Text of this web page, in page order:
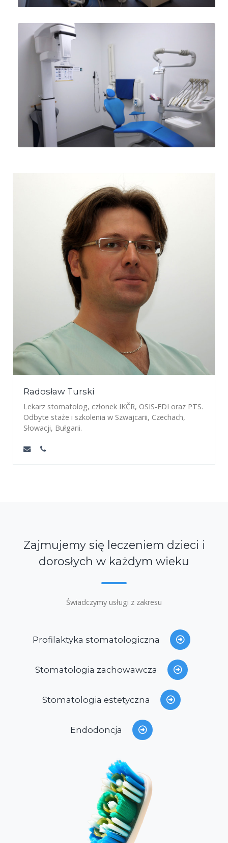
Radosław Turski
Lekarz stomatolog, członek IKČR, OSIS-EDI oraz PTS.
Odbyte staże i szkolenia w Szwajcarii, Czechach,
Słowacji, Bułgarii.
Zajmujemy się leczeniem dzieci i
dorosłych w każdym wieku
Świadczymy usługi z zakresu
Profilaktyka stomatologiczna
Stomatologia zachowawcza
Stomatologia estetyczna
Endodoncja